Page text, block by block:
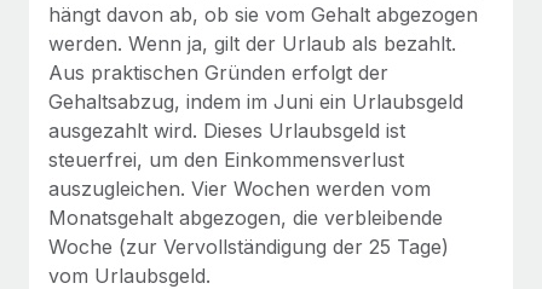
Gründung von Niederlassungen
Schnelle, rechtssichere Gründung von
Niederlassungen
Mobilität und Relocation
Mühelose Relocation von Mitarbeiter:innen
Benefits
Mühelose Verwaltung von Benefits
Revolution des Enterprise Contractor
Managements – die Erfolgsgeschichte einer
globalen Content-Agentur mit Remote
Auf einen Blick Erfahre mehr über die unglaubliche
Transformation einer weltweit erfolgreichen...
Mehr erfahren
Contractor Management
Steuern
Den Blog erkunden
BLOG
Neues zu Remote-Produkten: Integration mit
Gusto und Zero und Contractor Management
hängt davon ab, ob sie vom Gehalt abgezogen
werden. Wenn ja, gilt der Urlaub als bezahlt.
Aus praktischen Gründen erfolgt der
Gehaltsabzug, indem im Juni ein Urlaubsgeld
ausgezahlt wird. Dieses Urlaubsgeld ist
steuerfrei, um den Einkommensverlust
auszugleichen. Vier Wochen werden vom
Monatsgehalt abgezogen, die verbleibende
Woche (zur Vervollständigung der 25 Tage)
vom Urlaubsgeld.